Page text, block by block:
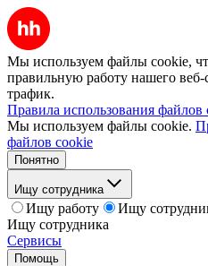
Мы используем файлы cookie,
правильную работу нашего веб-
трафик.
Правила использования файлов
Мы используем файлы cookie.
файлов cookie
Понятно
Ищу сотрудника
Ищу работу
Ищу
Ищу сотрудника
Сервисы
Помощь